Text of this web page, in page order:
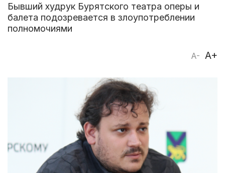
Бывший худрук Бурятского театра оперы и
балета подозревается в злоупотреблении
полномочиями
A- A+